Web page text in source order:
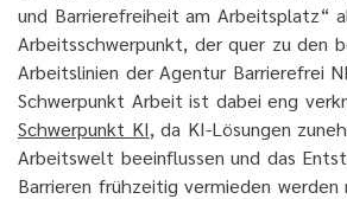
und Barrierefreiheit am Arbeitsplatz“
Arbeitsschwerpunkt, der quer zu den
Arbeitslinien der Agentur Barrierefrei
Schwerpunkt Arbeit ist dabei eng
Schwerpunkt KI, da KI-Lösungen
Arbeitswelt beeinflussen und das
Barrieren frühzeitig vermieden werden